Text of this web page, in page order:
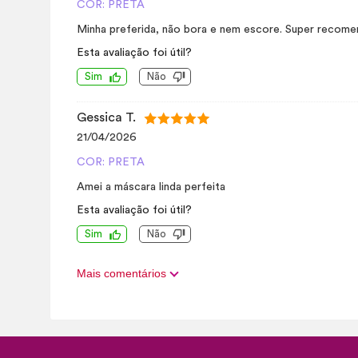
COR: PRETA
Minha preferida, não bora e nem escore. Super
Esta avaliação foi útil?
Sim Não
Gessica T.
21/04/2026
COR: PRETA
Amei a máscara linda perfeita
Esta avaliação foi útil?
Sim Não
Mais comentários